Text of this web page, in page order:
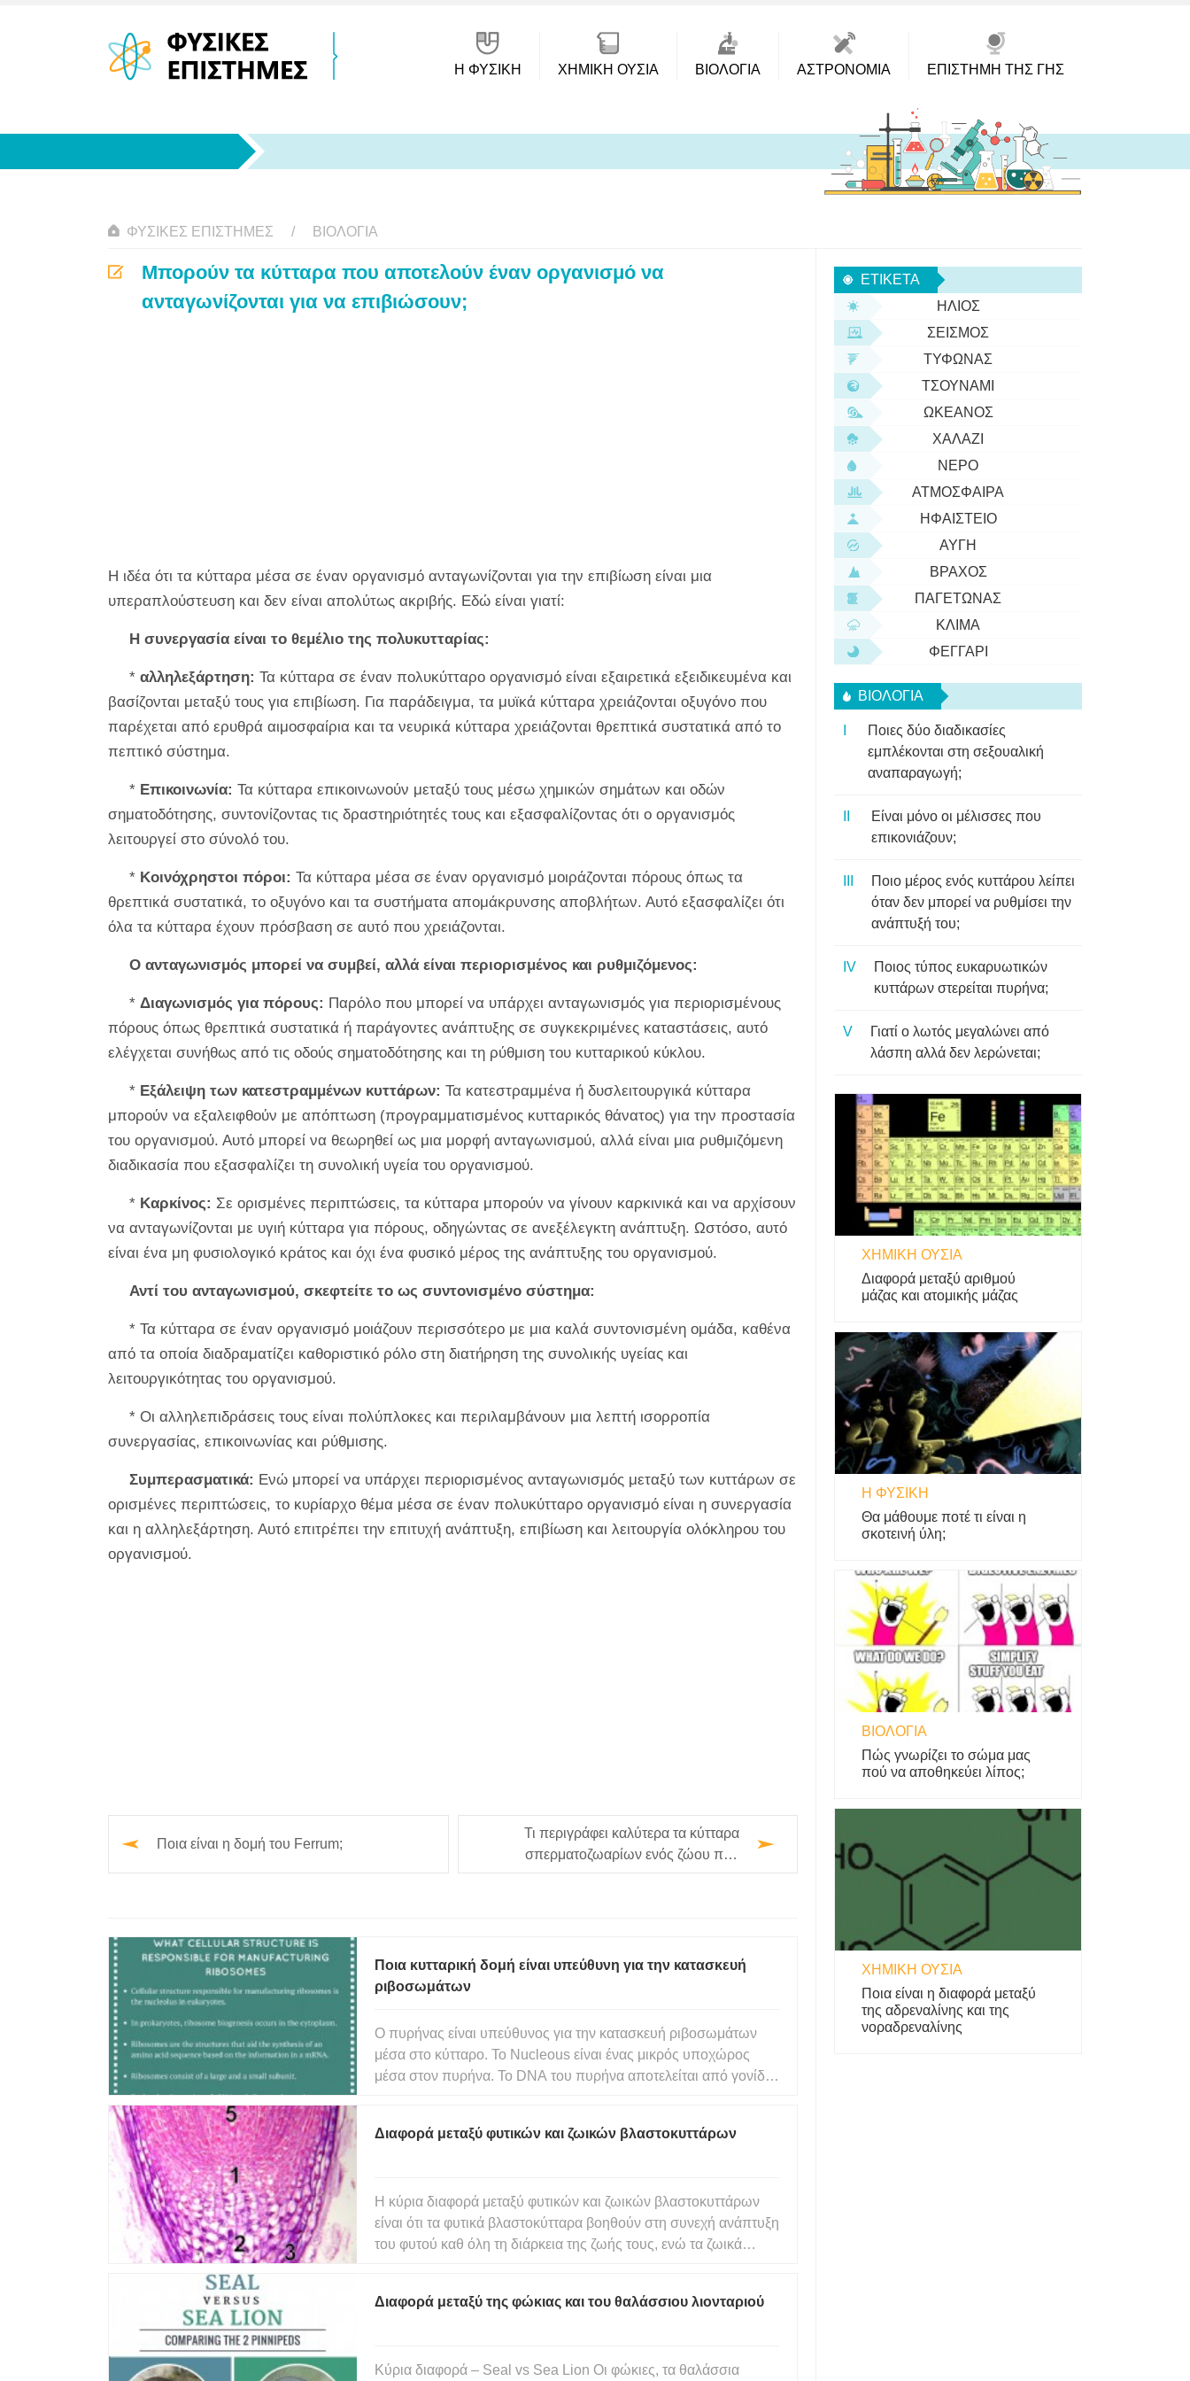
Η ΦΥΣΙΚΗ ΧΗΜΙΚΉ ΟΥΣΊΑ ΒΙΟΛΟΓΊΑ ΑΣΤΡΟΝΟΜΊΑ ΕΠΙΣΤΉΜΗ ΤΗΣ ΓΗΣ
ΦΥΣΙΚΈΣ ΕΠΙΣΤΉΜΕΣ ΒΙΟΛΟΓΊΑ
Μπορούν τα κύτταρα που αποτελούν έναν οργανισμό να
ανταγωνίζονται για να επιβιώσουν;
Η ιδέα ότι τα κύτταρα μέσα σε έναν οργανισμό ανταγωνίζονται για την επιβίωση είναι μια
υπεραπλούστευση και δεν είναι απολύτως ακριβής. Εδώ είναι γιατί:
Η συνεργασία είναι το θεμέλιο της πολυκυτταρίας:
* αλληλεξάρτηση: Τα κύτταρα σε έναν πολυκύτταρο οργανισμό είναι εξαιρετικά εξειδικευμένα και
βασίζονται μεταξύ τους για επιβίωση. Για παράδειγμα, τα μυϊκά κύτταρα χρειάζονται οξυγόνο που
παρέχεται από ερυθρά αιμοσφαίρια και τα νευρικά κύτταρα χρειάζονται θρεπτικά συστατικά από το
πεπτικό σύστημα.
* Επικοινωνία: Τα κύτταρα επικοινωνούν μεταξύ τους μέσω χημικών σημάτων και οδών
σηματοδότησης, συντονίζοντας τις δραστηριότητές τους και εξασφαλίζοντας ότι ο οργανισμός
λειτουργεί στο σύνολό του.
* Κοινόχρηστοι πόροι: Τα κύτταρα μέσα σε έναν οργανισμό μοιράζονται πόρους όπως τα
θρεπτικά συστατικά, το οξυγόνο και τα συστήματα απομάκρυνσης αποβλήτων. Αυτό εξασφαλίζει ότι
όλα τα κύτταρα έχουν πρόσβαση σε αυτό που χρειάζονται.
Ο ανταγωνισμός μπορεί να συμβεί, αλλά είναι περιορισμένος και ρυθμιζόμενος:
* Διαγωνισμός για πόρους: Παρόλο που μπορεί να υπάρχει ανταγωνισμός για περιορισμένους
πόρους όπως θρεπτικά συστατικά ή παράγοντες ανάπτυξης σε συγκεκριμένες καταστάσεις, αυτό
ελέγχεται συνήθως από τις οδούς σηματοδότησης και τη ρύθμιση του κυτταρικού κύκλου.
* Εξάλειψη των κατεστραμμένων κυττάρων: Τα κατεστραμμένα ή δυσλειτουργικά κύτταρα
μπορούν να εξαλειφθούν με απόπτωση (προγραμματισμένος κυτταρικός θάνατος) για την προστασία
του οργανισμού. Αυτό μπορεί να θεωρηθεί ως μια μορφή ανταγωνισμού, αλλά είναι μια ρυθμιζόμενη
διαδικασία που εξασφαλίζει τη συνολική υγεία του οργανισμού.
* Καρκίνος: Σε ορισμένες περιπτώσεις, τα κύτταρα μπορούν να γίνουν καρκινικά και να αρχίσουν
να ανταγωνίζονται με υγιή κύτταρα για πόρους, οδηγώντας σε ανεξέλεγκτη ανάπτυξη. Ωστόσο, αυτό
είναι ένα μη φυσιολογικό κράτος και όχι ένα φυσικό μέρος της ανάπτυξης του οργανισμού.
Αντί του ανταγωνισμού, σκεφτείτε το ως συντονισμένο σύστημα:
* Τα κύτταρα σε έναν οργανισμό μοιάζουν περισσότερο με μια καλά συντονισμένη ομάδα, καθένα
από τα οποία διαδραματίζει καθοριστικό ρόλο στη διατήρηση της συνολικής υγείας και
λειτουργικότητας του οργανισμού.
* Οι αλληλεπιδράσεις τους είναι πολύπλοκες και περιλαμβάνουν μια λεπτή ισορροπία
συνεργασίας, επικοινωνίας και ρύθμισης.
Συμπερασματικά: Ενώ μπορεί να υπάρχει περιορισμένος ανταγωνισμός μεταξύ των κυττάρων σε
ορισμένες περιπτώσεις, το κυρίαρχο θέμα μέσα σε έναν πολυκύτταρο οργανισμό είναι η συνεργασία
και η αλληλεξάρτηση. Αυτό επιτρέπει την επιτυχή ανάπτυξη, επιβίωση και λειτουργία ολόκληρου του
οργανισμού.
Ποια είναι η δομή του Ferrum;
Τι περιγράφει καλύτερα τα κύτταρα
σπερματοζωαρίων ενός ζώου που
παράγονται από πρωτογενή σεξουαλικά
Ποια κυτταρική δομή είναι υπεύθυνη για την κατασκευή
ριβοσωμάτων
Ο πυρήνας είναι υπεύθυνος για την κατασκευή ριβοσωμάτων
μέσα στο κύτταρο. Το Nucleous είναι ένας μικρός υποχώρος
μέσα στον πυρήνα. Το DNA του πυρήνα αποτελείται από γονίδια
ριβοσωμικό RNA συναρμολογ
Διαφορά μεταξύ φυτικών και ζωικών βλαστοκυττάρων
Η κύρια διαφορά μεταξύ φυτικών και ζωικών βλαστοκυττάρων
είναι ότι τα φυτικά βλαστοκύτταρα βοηθούν στη συνεχή ανάπτυξη
του φυτού καθ όλη τη διάρκεια της ζωής τους, ενώ τα ζωικά
στο
Διαφορά μεταξύ της φώκιας και του θαλάσσιου λιονταριού
Κύρια διαφορά – Seal vs Sea Lion Οι φώκιες, τα θαλάσσια
ΕΤΙΚΈΤΑ
ΉΛΙΟΣ
ΣΕΙΣΜΌΣ
ΤΥΦΏΝΑΣ
ΤΣΟΥΝΆΜΙ
ΩΚΕΑΝΌΣ
ΧΑΛΆΖΙ
ΝΕΡΌ
ΑΤΜΌΣΦΑΙΡΑ
ΗΦΑΊΣΤΕΙΟ
ΑΥΓΉ
ΒΡΆΧΟΣ
ΠΑΓΕΤΏΝΑΣ
ΚΛΊΜΑ
ΦΕΓΓΆΡΙ
ΒΙΟΛΟΓΊΑ
Ποιες δύο διαδικασίες
εμπλέκονται στη σεξουαλική
αναπαραγωγή;
Είναι μόνο οι μέλισσες που
επικονιάζουν;
Ποιο μέρος ενός κυττάρου λείπει
όταν δεν μπορεί να ρυθμίσει την
ανάπτυξή του;
Ποιος τύπος ευκαρυωτικών
κυττάρων στερείται πυρήνα;
Γιατί ο λωτός μεγαλώνει από
λάσπη αλλά δεν λερώνεται;
ΧΗΜΙΚΉ ΟΥΣΊΑ
Διαφορά μεταξύ αριθμού
μάζας και ατομικής μάζας
Η ΦΥΣΙΚΗ
Θα μάθουμε ποτέ τι είναι η
σκοτεινή ύλη;
ΒΙΟΛΟΓΊΑ
Πώς γνωρίζει το σώμα μας
πού να αποθηκεύει λίπος;
ΧΗΜΙΚΉ ΟΥΣΊΑ
Ποια είναι η διαφορά μεταξύ
της αδρεναλίνης και της
νοραδρεναλίνης